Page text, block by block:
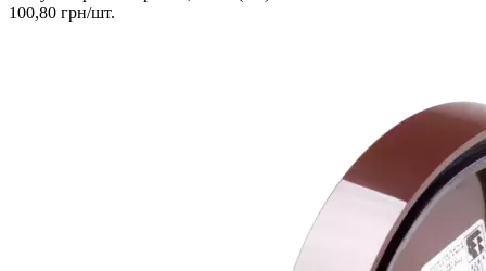
100,80 грн/шт.